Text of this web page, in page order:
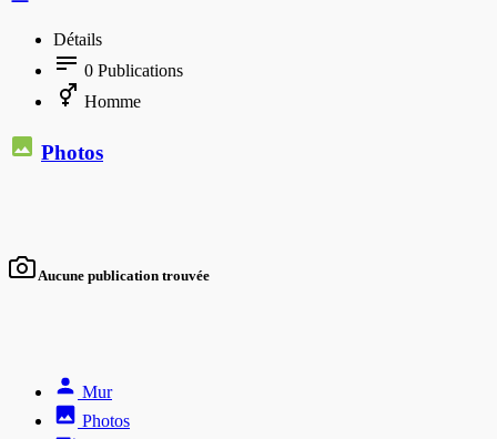
Détails
0 Publications
Homme
Photos
Aucune publication trouvée
Mur
Photos